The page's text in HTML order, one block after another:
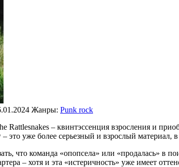
Жанры: Punk rock
Rattlesnakes – квинтэссенция взросления и
это уже более серьезный и взрослый
что команда «опопсела» или «продалась»
– хотя и эта «истеричность» уже имеет